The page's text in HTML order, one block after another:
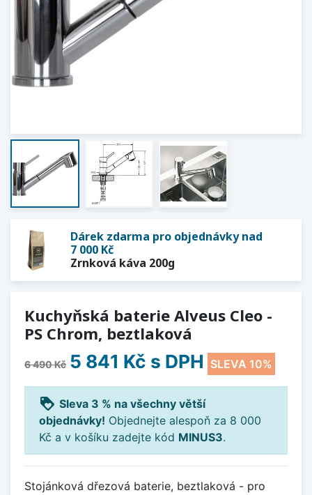
Dárek zdarma pro objednávky nad
7 000 Kč
Zrnková káva 200g
Kuchyňská baterie Alveus Cleo -
PS Chrom, beztlaková
6 490 Kč 5 841 Kč s DPH SLEVA 10%
loyalty Sleva 3 % na všechny větší
objednávky! Objednejte alespoň za 8 000
Kč a v košíku zadejte kód MINUS3.
Stojánková dřezová baterie, beztlaková - pro